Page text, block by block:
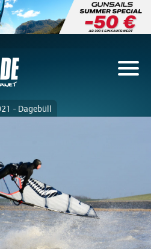
- Dagebüll